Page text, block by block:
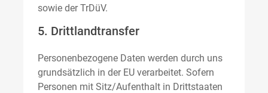
sowie der TrDüV.
5. Drittlandtransfer
Personenbezogene Daten werden durch uns
grundsätzlich in der EU verarbeitet. Sofern
Personen mit Sitz/Aufenthalt in Drittstaaten